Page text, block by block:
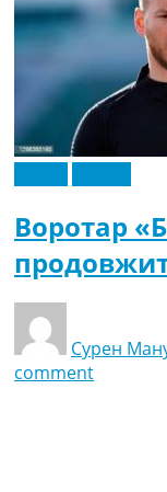
Воротар
Сурен
comment